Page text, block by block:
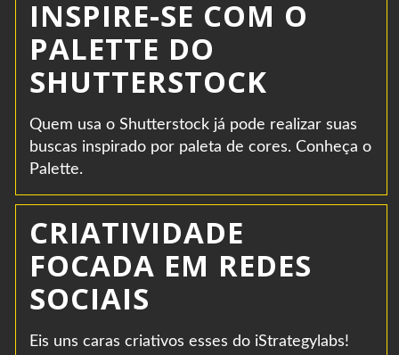
INSPIRE-SE COM O
PALETTE DO
SHUTTERSTOCK
Quem usa o Shutterstock já pode realizar suas
buscas inspirado por paleta de cores. Conheça o
Palette.
CRIATIVIDADE
FOCADA EM REDES
SOCIAIS
Eis uns caras criativos esses do iStrategylabs!